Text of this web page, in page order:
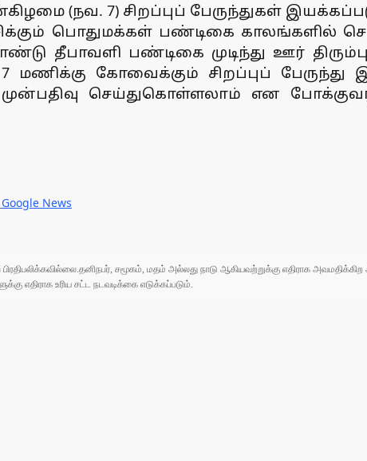
(நவ. 7) சிறப்புப் பேருந்துகள்
பொதுமக்கள் பண்டிகை காலங்களில்
தீபாவளி பண்டிகை முடிந்து ஊர்
கோவைக்கும் சிறப்புப் பேருந்து
செய்துகொள்ளலாம் என
Google News
சமூகம், மதம் அல்லது நாடு ஆகியவற்றுக்கு எதிராக
எதிராக உரிய சட்ட நடவடிக்கை எடுக்கப்படும்.